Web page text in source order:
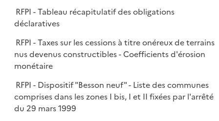
RFPI - Tableau récapitulatif des obligations
déclaratives
RFPI - Taxes sur les cessions à titre onéreux de terrains
nus devenus constructibles - Coefficients d'érosion
monétaire
RFPI - Dispositif "Besson neuf" - Liste des communes
comprises dans les zones I bis, I et II fixées par l'arrêté
du 29 mars 1999